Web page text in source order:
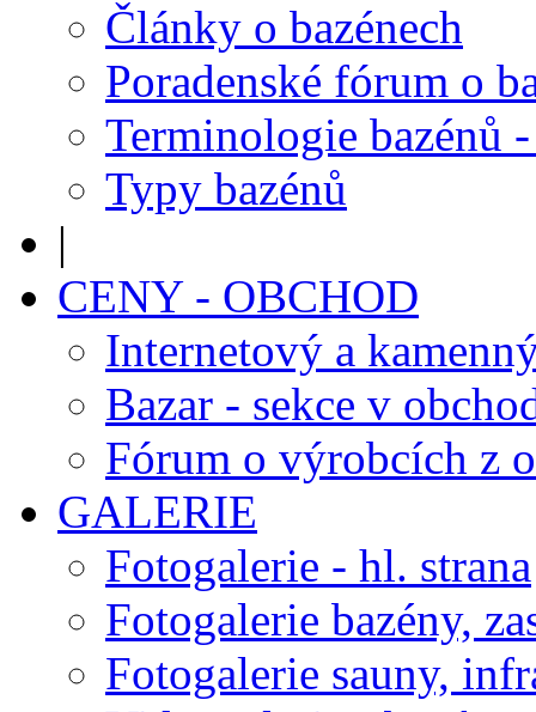
Články o bazénech
Poradenské fórum o
Terminologie bazénů
Typy bazénů
|
CENY - OBCHOD
Internetový a
Bazar - sekce v
Fórum o výrobcích z
GALERIE
Fotogalerie - hl. strana
Fotogalerie bazény,
Fotogalerie sauny,